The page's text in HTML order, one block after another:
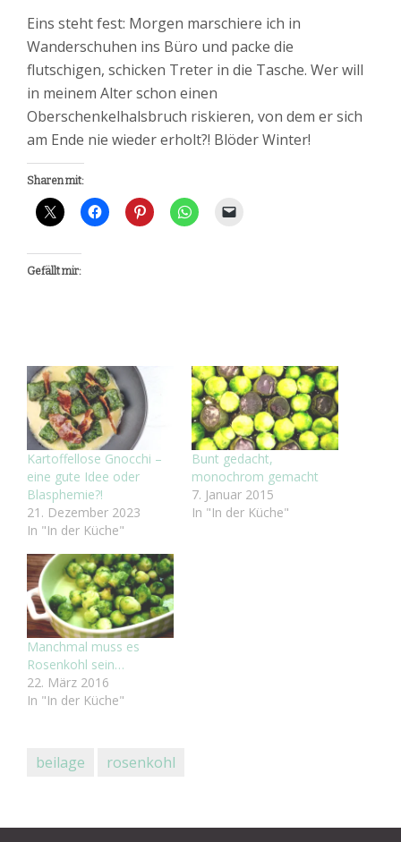
Eins steht fest: Morgen marschiere ich in
Wanderschuhen ins Büro und packe die
flutschigen, schicken Treter in die Tasche. Wer will
in meinem Alter schon einen
Oberschenkelhalsbruch riskieren, von dem er sich
am Ende nie wieder erholt?! Blöder Winter!
Sharen mit:
Gefällt mir:
Kartoffellose Gnocchi –
eine gute Idee oder
Blasphemie?!
21. Dezember 2023
In "In der Küche"
Bunt gedacht,
monochrom gemacht
7. Januar 2015
In "In der Küche"
Manchmal muss es
Rosenkohl sein…
22. März 2016
In "In der Küche"
beilage rosenkohl